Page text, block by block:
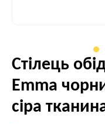
Стілець
Emma
сіра